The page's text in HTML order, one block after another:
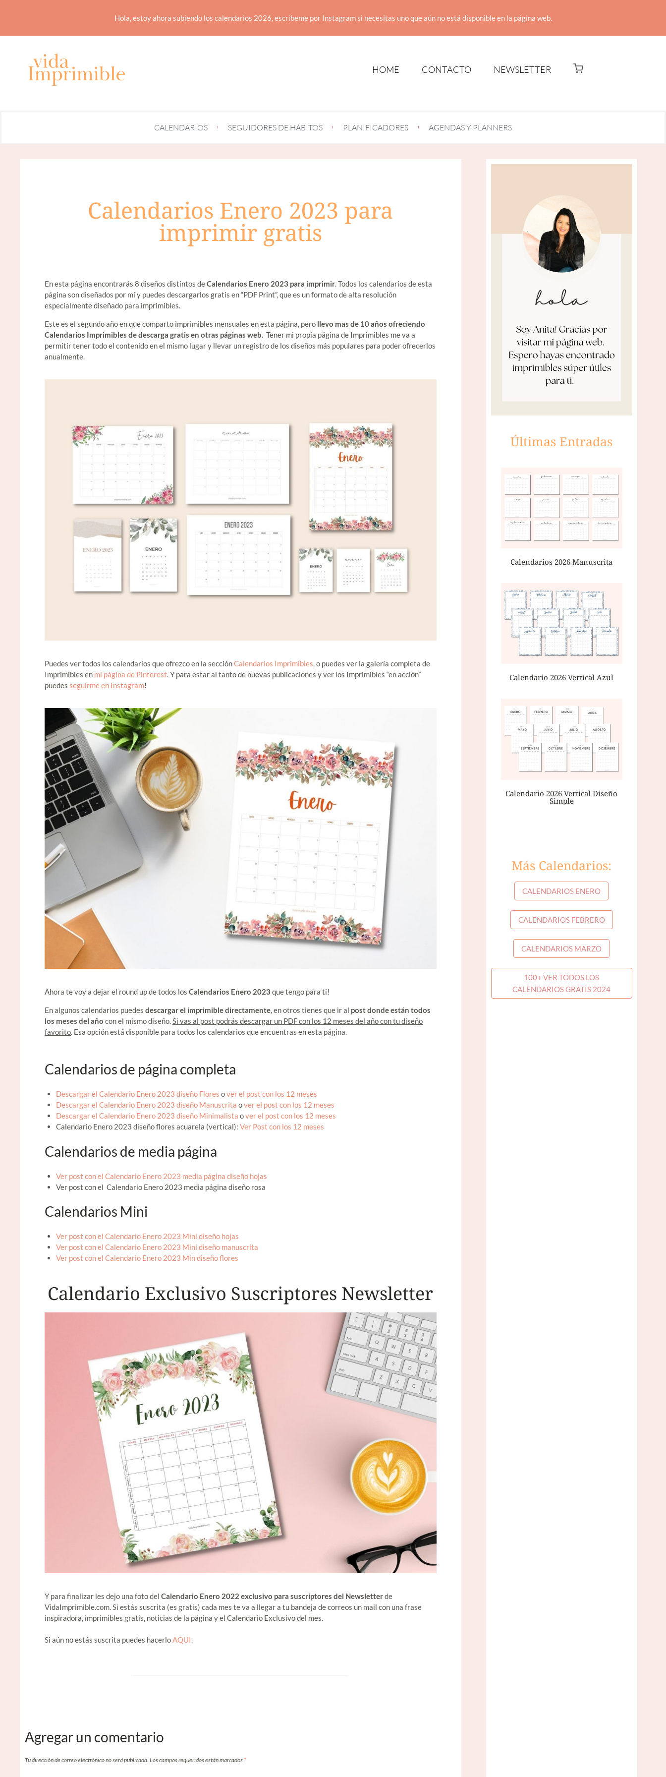
Hola, estoy ahora subiendo los calendarios 2026, escríbeme por Instagram si necesitas uno que aún no está disponible en la página web.
HOME CONTACTO NEWSLETTER
CALENDARIOS SEGUIDORES DE HÁBITOS PLANIFICADORES AGENDAS Y PLANNERS
Calendarios Enero 2023 para
imprimir gratis
En esta página encontrarás 8 diseños distintos deCalendarios Enero 2023 para imprimir. Todos los calendarios de esta
página son diseñados por mí y puedes descargarlos gratis en “PDF Print”, que es un formato de alta resolución
especialmente diseñado para imprimibles.
Este es el segundo año en que comparto imprimibles mensuales en esta página, pero llevo mas de 10 años ofreciendo
Calendarios Imprimibles de descarga gratis en otras páginas web. Tener mi propia página de Imprimibles me va a
permitir tener todo el contenido en el mismo lugar y llevar un registro de los diseños más populares para poder ofrecerlos
anualmente.
Puedes ver todos los calendarios que ofrezco en la secciónCalendarios Imprimibles , o puedes ver la galería completa de
Imprimibles en mi página de Pinterest . Y para estar al tanto de nuevas publicaciones y ver los Imprimibles “en acción”
puedes seguirme en Instagram!
Ahora te voy a dejar el round up de todos los Calendarios Enero 2023 que tengo para ti!
En algunos calendarios puedes descargar el imprimible directamente, en otros tienes que ir al post donde están todos
los meses del año con el mismo diseño.Si vas al post podrás descargar un PDF con los 12 meses del año con tu diseño
favorito. Esa opción está disponible para todos los calendarios que encuentras en esta página.
Calendarios de página completa
Descargar el Calendario Enero 2023 diseño Flores over el post con los 12 meses
Descargar el Calendario Enero 2023 diseño Manuscrita over el post con los 12 meses
Descargar el Calendario Enero 2023 diseño Minimalista over el post con los 12 meses
Calendario Enero 2023 diseño flores acuarela (vertical): Ver Post con los 12 meses
Calendarios de media página
Ver post con el Calendario Enero 2023 media página diseño hojas
Ver post con el Calendario Enero 2023 media página diseño rosa
Calendarios Mini
Ver post con el Calendario Enero 2023 Mini diseño hojas
Ver post con el Calendario Enero 2023 Mini diseño manuscrita
Ver post con el Calendario Enero 2023 Min diseño flores
Calendario Exclusivo Suscriptores Newsletter
Y para finalizar les dejo una foto del Calendario Enero 2022 exclusivo para suscriptores del Newsletterde
VidaImprimible.com. Si estás suscrita (es gratis) cada mes te va a llegar a tu bandeja de correos un mail con una frase
inspiradora, imprimibles gratis, noticias de la página y el Calendario Exclusivo del mes.
Si aún no estás suscrita puedes hacerloAQUI.
Agregar un comentario
Tu dirección de correo electrónico no será publicada. Los campos requeridos están marcados *
Últimas Entradas
Calendarios 2026 Manuscrita
Calendario 2026 Vertical Azul
Calendario 2026 Vertical Diseño
Simple
Más Calendarios:
CALENDARIOS ENERO
CALENDARIOS FEBRERO
CALENDARIOS MARZO
100+ VER TODOS LOS
CALENDARIOS GRATIS 2024